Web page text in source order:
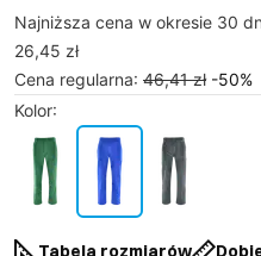
Najniższa cena w okresie 30
26,45 zł
Cena regularna: 46,41 zł -50%
Kolor:
Tabela rozmiarów